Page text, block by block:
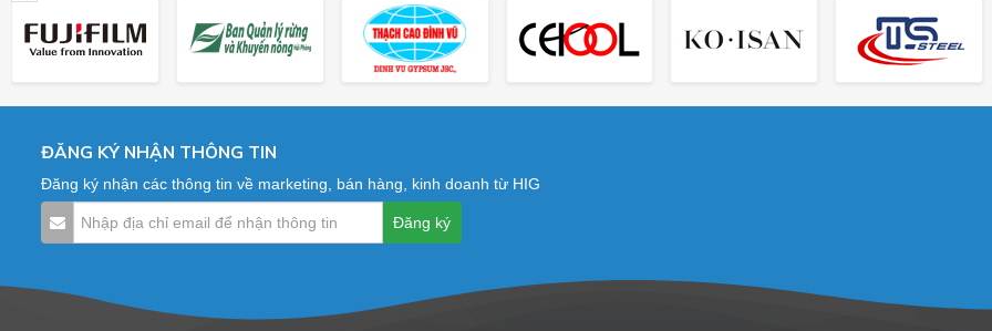
ĐĂNG KÝ NHẬN THÔNG TIN
Đăng ký nhận các thông tin về marketing, bán hàng, kinh doanh từ HIG